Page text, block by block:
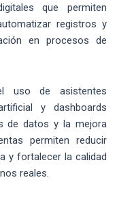
que permiten
registros y
en procesos de
uso de asistentes
y dashboards
de datos y la mejora
permiten reducir
y fortalecer la calidad
reales.